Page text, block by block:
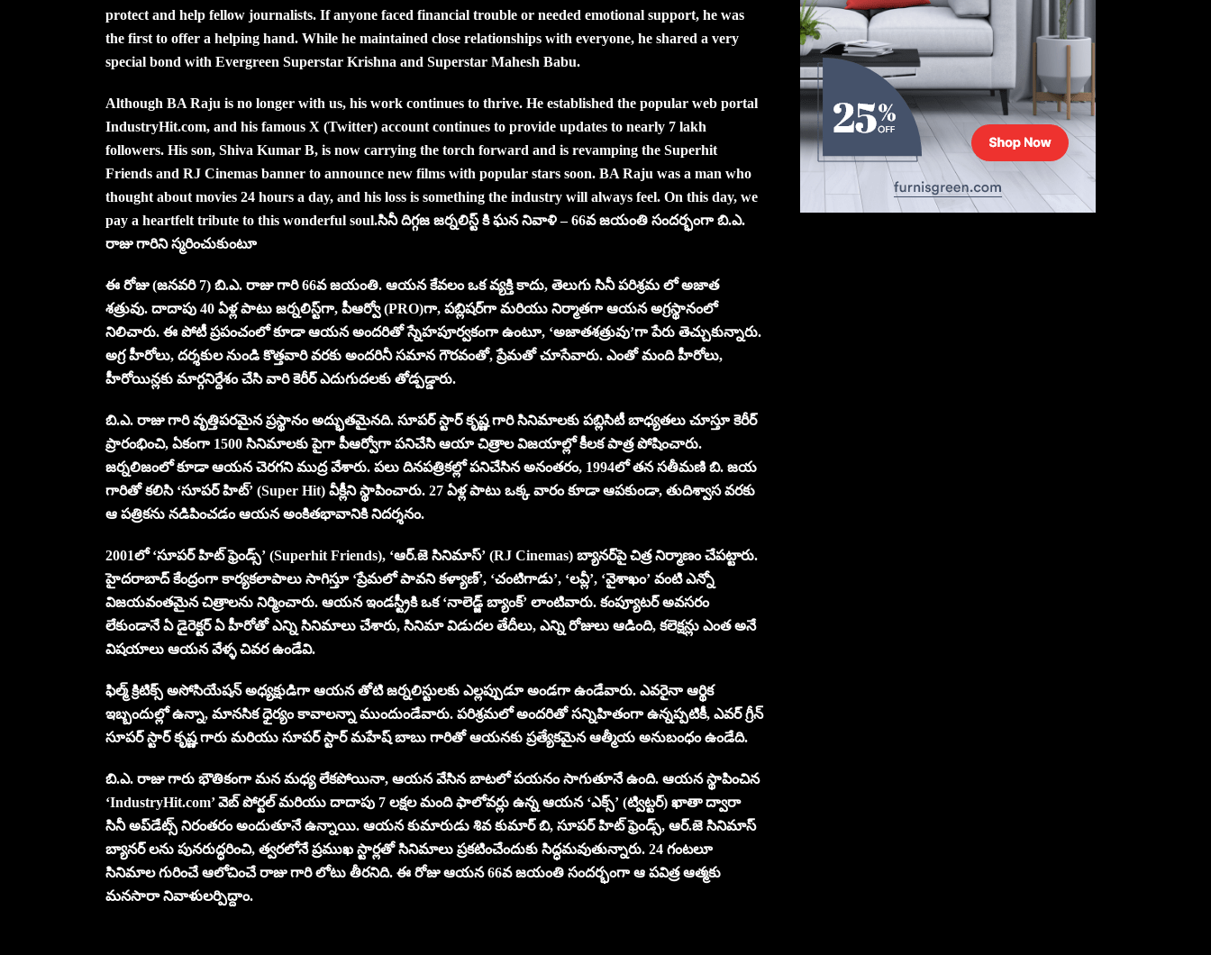
protect and help fellow journalists. If anyone faced financial trouble or needed emotional support, he was
the first to offer a helping hand. While he maintained close relationships with everyone, he shared a very
special bond with Evergreen Superstar Krishna and Superstar Mahesh Babu.
Although BA Raju is no longer with us, his work continues to thrive. He established the popular web portal
IndustryHit.com, and his famous X (Twitter) account continues to provide updates to nearly 7 lakh
followers. His son, Shiva Kumar B, is now carrying the torch forward and is revamping the Superhit
Friends and RJ Cinemas banner to announce new films with popular stars soon. BA Raju was a man who
thought about movies 24 hours a day, and his loss is something the industry will always feel. On this day, we
pay a heartfelt tribute to this wonderful soul.సినీ దిగ్గజ జర్నలిస్ట్ కి ఘన నివాళి – 66వ జయంతి సందర్భంగా బి.ఎ.
రాజు గారిని స్మరించుకుంటూ
ఈ రోజు (జనవరి 7) బి.ఎ. రాజు గారి 66వ జయంతి. ఆయన కేవలం ఒక వ్యక్తి కాదు, తెలుగు సినీ పరిశ్రమ లో అజాత
శత్రువు. దాదాపు 40 ఏళ్ల పాటు జర్నలిస్ట్‌గా, పీఆర్వో (PRO)గా, పబ్లిషర్‌గా మరియు నిర్మాతగా ఆయన అగ్రస్థానంలో
నిలిచారు. ఈ పోటీ ప్రపంచంలో కూడా ఆయన అందరితో స్నేహపూర్వకంగా ఉంటూ, ‘అజాతశత్రువు’గా పేరు తెచ్చుకున్నారు.
అగ్ర హీరోలు, దర్శకుల నుండి కొత్తవారి వరకు అందరినీ సమాన గౌరవంతో, ప్రేమతో చూసేవారు. ఎంతో మంది హీరోలు,
హీరోయిన్లకు మార్గనిర్దేశం చేసి వారి కెరీర్ ఎదుగుదలకు తోడ్పడ్డారు.
బి.ఎ. రాజు గారి వృత్తిపరమైన ప్రస్థానం అద్భుతమైనది. సూపర్ స్టార్ కృష్ణ గారి సినిమాలకు పబ్లిసిటీ బాధ్యతలు చూస్తూ కెరీర్
ప్రారంభించి, ఏకంగా 1500 సినిమాలకు పైగా పీఆర్వోగా పనిచేసి ఆయా చిత్రాల విజయాల్లో కీలక పాత్ర పోషించారు.
జర్నలిజంలో కూడా ఆయన చెరగని ముద్ర వేశారు. పలు దినపత్రికల్లో పనిచేసిన అనంతరం, 1994లో తన సతీమణి బి. జయ
గారితో కలిసి ‘సూపర్ హిట్’ (Super Hit) వీక్లీని స్థాపించారు. 27 ఏళ్ల పాటు ఒక్క వారం కూడా ఆపకుండా, తుదిశ్వాస వరకు
ఆ పత్రికను నడిపించడం ఆయన అంకితభావానికి నిదర్శనం.
2001లో ‘సూపర్ హిట్ ఫ్రెండ్స్’ (Superhit Friends), ‘ఆర్.జె సినిమాస్’ (RJ Cinemas) బ్యానర్‌పై చిత్ర నిర్మాణం చేపట్టారు.
హైదరాబాద్ కేంద్రంగా కార్యకలాపాలు సాగిస్తూ ‘ప్రేమలో పావని కళ్యాణ్’, ‘చంటిగాడు’, ‘లవ్లీ’, ‘వైశాఖం’ వంటి ఎన్నో
విజయవంతమైన చిత్రాలను నిర్మించారు. ఆయన ఇండస్ట్రీకి ఒక ‘నాలెడ్జ్ బ్యాంక్’ లాంటివారు. కంప్యూటర్ అవసరం
లేకుండానే ఏ డైరెక్టర్ ఏ హీరోతో ఎన్ని సినిమాలు చేశారు, సినిమా విడుదల తేదీలు, ఎన్ని రోజులు ఆడింది, కలెక్షన్లు ఎంత అనే
విషయాలు ఆయన వేళ్ళ చివర ఉండేవి.
ఫిల్మ్ క్రిటిక్స్ అసోసియేషన్ అధ్యక్షుడిగా ఆయన తోటి జర్నలిస్టులకు ఎల్లప్పుడూ అండగా ఉండేవారు. ఎవరైనా ఆర్థిక
ఇబ్బందుల్లో ఉన్నా, మానసిక ధైర్యం కావాలన్నా ముందుండేవారు. పరిశ్రమలో అందరితో సన్నిహితంగా ఉన్నప్పటికీ, ఎవర్ గ్రీన్
సూపర్ స్టార్ కృష్ణ గారు మరియు సూపర్ స్టార్ మహేష్ బాబు గారితో ఆయనకు ప్రత్యేకమైన ఆత్మీయ అనుబంధం ఉండేది.
బి.ఎ. రాజు గారు భౌతికంగా మన మధ్య లేకపోయినా, ఆయన వేసిన బాటలో పయనం సాగుతూనే ఉంది. ఆయన స్థాపించిన
‘IndustryHit.com’ వెబ్ పోర్టల్ మరియు దాదాపు 7 లక్షల మంది ఫాలోవర్లు ఉన్న ఆయన ‘ఎక్స్’ (ట్విట్టర్) ఖాతా ద్వారా
సినీ అప్‌డేట్స్ నిరంతరం అందుతూనే ఉన్నాయి. ఆయన కుమారుడు శివ కుమార్ బి, సూపర్ హిట్ ఫ్రెండ్స్, ఆర్.జె సినిమాస్
బ్యానర్‌ లను పునరుద్ధరించి, త్వరలోనే ప్రముఖ స్టార్లతో సినిమాలు ప్రకటించేందుకు సిద్ధమవుతున్నారు. 24 గంటలూ
సినిమాల గురించే ఆలోచించే రాజు గారి లోటు తీరనిది. ఈ రోజు ఆయన 66వ జయంతి సందర్భంగా ఆ పవిత్ర ఆత్మకు
మనసారా నివాళులర్పిద్దాం.